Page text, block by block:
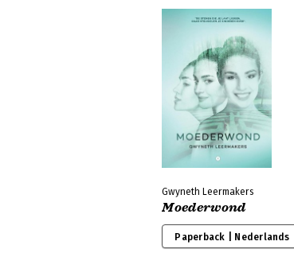
Gwyneth Leermakers
Moederwond
Paperback | Nederlands